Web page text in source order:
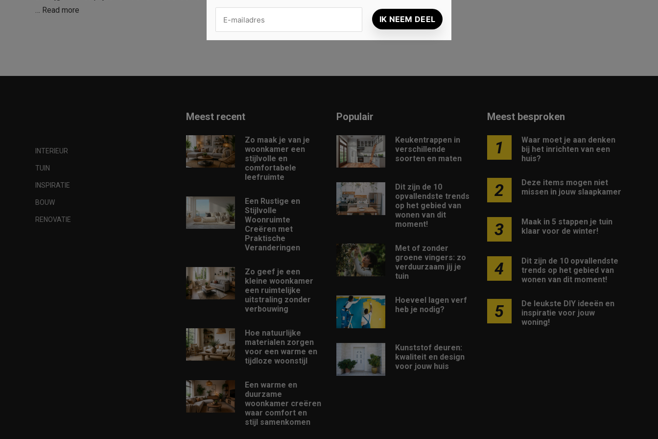
Read more
INTERIEUR
TUIN
INSPIRATIE
BOUW
RENOVATIE
Meest recent
Zo maak je van je
woonkamer een
stijlvolle en
comfortabele
leefruimte
Een Rustige en
Stijlvolle
Woonruimte
Creëren met
Praktische
Veranderingen
Zo geef je een
kleine woonkamer
een ruimtelijke
uitstraling zonder
verbouwing
Hoe natuurlijke
materialen zorgen
voor een warme en
tijdloze woonstijl
Een warme en
duurzame
woonkamer creëren
waar comfort en
stijl samenkomen
Populair
Keukentrappen in
verschillende
soorten en maten
Dit zijn de 10
opvallendste trends
op het gebied van
wonen van dit
moment!
Met of zonder
groene vingers: zo
verduurzaam jij je
tuin
Hoeveel lagen verf
heb je nodig?
Kunststof deuren:
kwaliteit en design
voor jouw huis
Meest besproken
1
Waar moet je aan denken
bij het inrichten van een
huis?
2
Deze items mogen niet
missen in jouw slaapkamer
3
Maak in 5 stappen je tuin
klaar voor de winter!
4
Dit zijn de 10 opvallendste
trends op het gebied van
wonen van dit moment!
5
De leukste DIY ideeën en
inspiratie voor jouw
woning!